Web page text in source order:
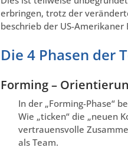
erbringen, trotz der
beschrieb der US-
Die 4 Phasen der
Forming –
In der „Forming-Phase“
Wie „ticken“ die „neuen
vertrauensvolle
als Team.